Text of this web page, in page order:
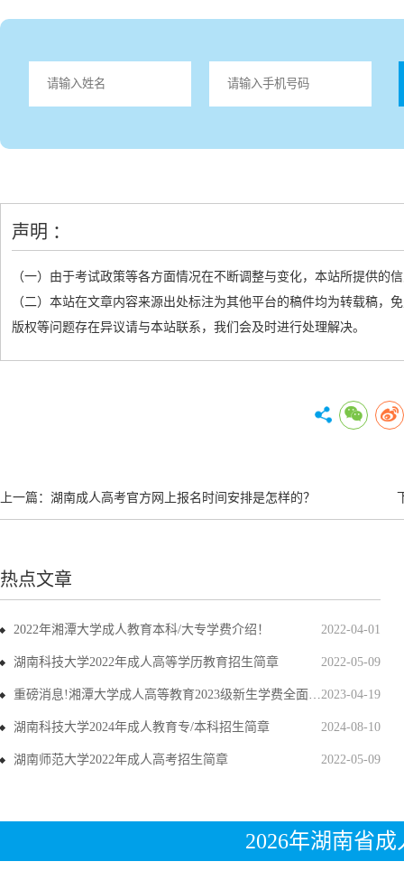
声明 ：
（一）由于考试政策等各方面情况在不断调整与变化，本站所提供的
（二）本站在文章内容来源出处标注为其他平台的稿件均为转载稿
版权等问题存在异议请与本站联系，我们会及时进行处理解决。
上一篇： 湖南成人高考官方网上报名时间安排是怎样的？
热点文章
2022-04-01
2022年湘潭大学成人教育本科/大专学费介绍！
2022-05-09
湖南科技大学2022年成人高等学历教育招生简章
2023-04-19
重磅消息!湘潭大学成人高等教育2023级新生学费全面上调
2024-08-10
湖南科技大学2024年成人教育专/本科招生简章
2022-05-09
湖南师范大学2022年成人高考招生简章
2026年湖南省